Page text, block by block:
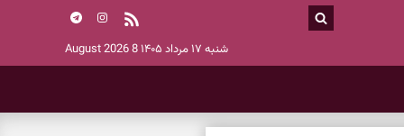
شنبه ۱۷ مرداد ۱۴۰۵ 8 August 2026